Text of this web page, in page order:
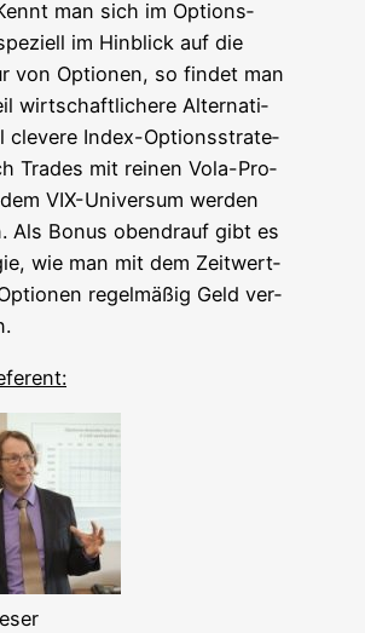
man sich im Opti­ons­
im Hin­blick auf die
von Optio­nen, so fin­det man
wirt­schaft­li­che­re Alter­na­ti­
cle­ve­re Index-Opti­ons­stra­te­
Trades mit rei­nen Vola-Pro­
VIX-Uni­ver­sum wer­den
Als Bonus oben­drauf gibt es
wie man mit dem Zeit­wert­
regel­mä­ßig Geld ver­